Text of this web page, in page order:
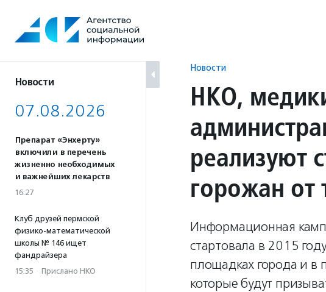
содержанию
Новости
07.08.2026
Препарат «Энхерту»
включили в перечень
жизненно необходимых
и важнейших лекарств
16:27
Клуб друзей пермской
физико-математической
школы № 146 ищет
фандрайзера
15:35 · Прислано НКО
Новости
НКО,
реализуют
горожан от
Информационная
стартовала в 2015
площадках города и в
которые будут